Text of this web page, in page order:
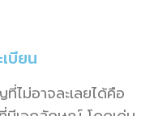
บียน
ไม่อาจละเลยได้คือ